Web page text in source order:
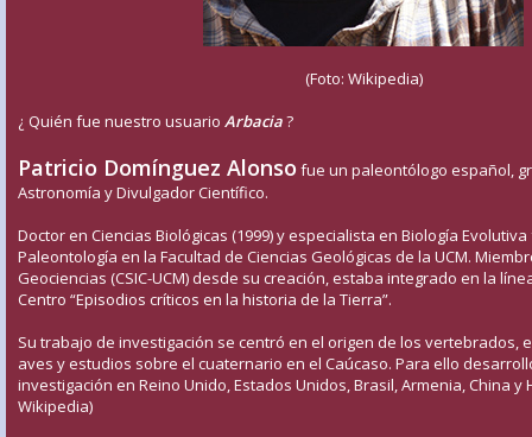
(Foto: Wikipedia)
¿ Quién fue nuestro usuario Arbacia?
Patricio Domínguez Alonso fue un paleontólogo español,
Astronomía y Divulgador Científico.
Doctor en Ciencias Biológicas (1999) y especialista en Biología
Paleontología en la Facultad de Ciencias Geológicas de la UCM.
Geociencias (CSIC-UCM) desde su creación, estaba integrado en la
Centro “Episodios críticos en la historia de la Tierra”.
Su trabajo de investigación se centró en el origen de los vertebrados,
aves y estudios sobre el cuaternario en el Caúcaso. Para ello
investigación en Reino Unido, Estados Unidos, Brasil, Armenia, China y
Wikipedia)